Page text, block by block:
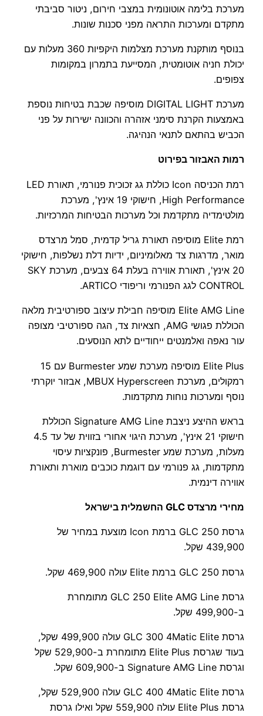
מערכת בלימה אוטונומית במצבי חירום, ניטור סביבתי
מתקדם ומערכות התראה מפני סכנות שונות.
בנוסף מותקנת מערכת מצלמות היקפיות 360 מעלות עם
יכולת חניה אוטומטית, המסייעת בתמרון במקומות
צפופים.
מערכת DIGITAL LIGHT מוסיפה שכבת בטיחות נוספת
באמצעות הקרנת סימני אזהרה והכוונה ישירות על פני
הכביש בהתאם לתנאי הנהיגה.
רמות האבזור בפירוט
רמת הכניסה Icon כוללת גג זכוכית פנורמי, תאורת LED
High Performance, חישוקי 19 אינץ', מערכת
מולטימדיה מתקדמת וכל מערכות הבטיחות המרכזיות.
רמת Elite מוסיפה תאורת גריל קדמית, סמל מרצדס
מואר, מדרגות צד מאלומיניום, ידיות דלת נשלפות, חישוקי
20 אינץ', תאורת אווירה בעלת 64 צבעים, מערכת SKY
CONTROL לגג הפנורמי וריפודי ARTICO.
Elite AMG Line מוסיפה חבילת עיצוב ספורטיבית מלאה
הכוללת פגושי AMG, חצאיות צד, הגה ספורטיבי מצופה
עור נאפה ואלמנטים ייחודיים לתא הנוסעים.
Elite Plus מוסיפה מערכת שמע Burmester עם 15
רמקולים, מערכת MBUX Hyperscreen, אבזור יוקרתי
נוסף ומערכות נוחות מתקדמות.
בראש ההיצע ניצבת Signature AMG Line הכוללת
חישוקי 21 אינץ', מערכת היגוי אחורי בזווית של עד 4.5
מעלות, מערכת שמע Burmester, פונקציות עיסוי
מתקדמות, גג פנורמי עם דוגמת כוכבים מוארת ותאורת
אווירה דינמית.
מחירי מרצדס GLC החשמלית בישראל
גרסת GLC 250 ברמת Icon מוצעת במחיר של
439,900 שקל.
גרסת GLC 250 ברמת Elite עולה 469,900 שקל.
גרסת GLC 250 Elite AMG Line מתומחרת
ב-499,900 שקל.
גרסת GLC 300 4Matic Elite עולה 499,900 שקל,
בעוד שגרסת Elite Plus מתומחרת ב-529,900 שקל
וגרסת Signature AMG Line ב-609,900 שקל.
גרסת GLC 400 4Matic Elite עולה 529,900 שקל,
גרסת Elite Plus עולה 559,900 שקל ואילו גרסת